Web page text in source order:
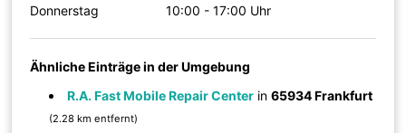
Donnerstag
10:00 - 17:00 Uhr
Ähnliche Einträge in der Umgebung
R.A. Fast Mobile Repair Center in65934 Frankfurt
(2.28 km entfernt)